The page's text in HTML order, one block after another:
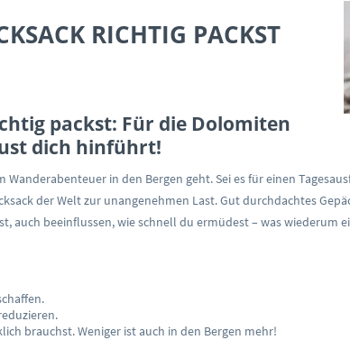
RICHTIG PACKST
packst: Für die Dolomiten
dich hinführt!
Wanderabenteuer in den Bergen geht. Sei es für einen
der Welt zur unangenehmen Last. Gut durchdachtes
auch beeinflussen, wie schnell du ermüdest – was wiederum
brauchst. Weniger ist auch in den Bergen mehr!